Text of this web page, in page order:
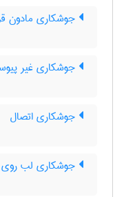
جوشکاری مادون
جوشکاری غیر
جوشکاری اتصال
جوشکاری لب